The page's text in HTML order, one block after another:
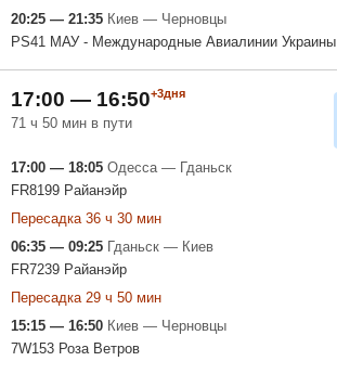
20:25 — 21:35 Киев — Черновцы
PS41 МАУ - Международные Авиалинии Украины
17:00 — 16:50+3дня
71 ч 50 мин в пути
17:00 — 18:05 Одесса — Гданьск
FR8199 Райанэйр
Пересадка 36 ч 30 мин
06:35 — 09:25 Гданьск — Киев
FR7239 Райанэйр
Пересадка 29 ч 50 мин
15:15 — 16:50 Киев — Черновцы
7W153 Роза Ветров